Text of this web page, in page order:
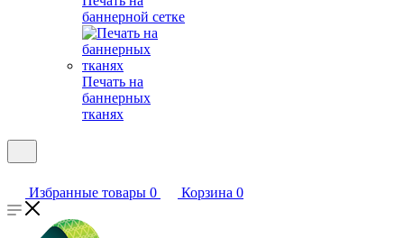
баннерной сетке
Печать на
баннерных
тканях
Избранные товары 0 Корзина 0